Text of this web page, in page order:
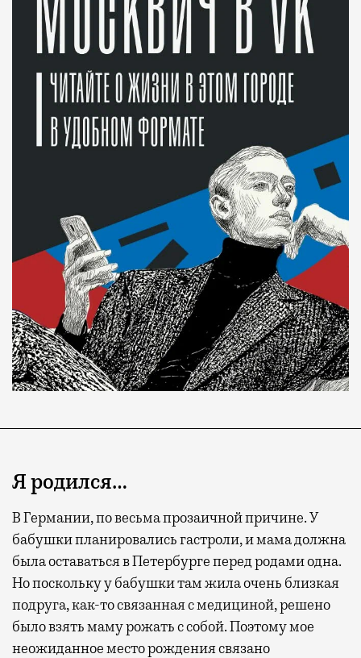
Я родился…
В Германии, по весьма прозаичной причине. У
бабушки планировались гастроли, и мама должна
была оставаться в Петербурге перед родами одна.
Но поскольку у бабушки там жила очень близкая
подруга, как-то связанная с медициной, решено
было взять маму рожать с собой. Поэтому мое
неожиданное место рождения связано